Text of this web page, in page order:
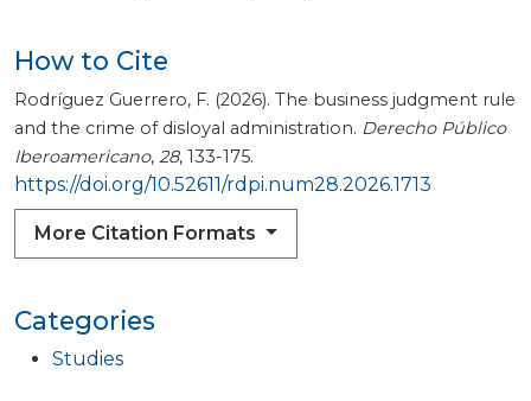
Categories
Studies
How to Cite
Rodríguez Guerrero, F. (2026). The business judgment rule
and the crime of disloyal administration. Derecho Público
Iberoamericano, 28, 133-175.
https://doi.org/10.52611/rdpi.num28.2026.1713
More Citation Formats